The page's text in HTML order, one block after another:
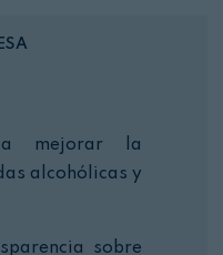
mejorar la
alcohólicas y
sobre